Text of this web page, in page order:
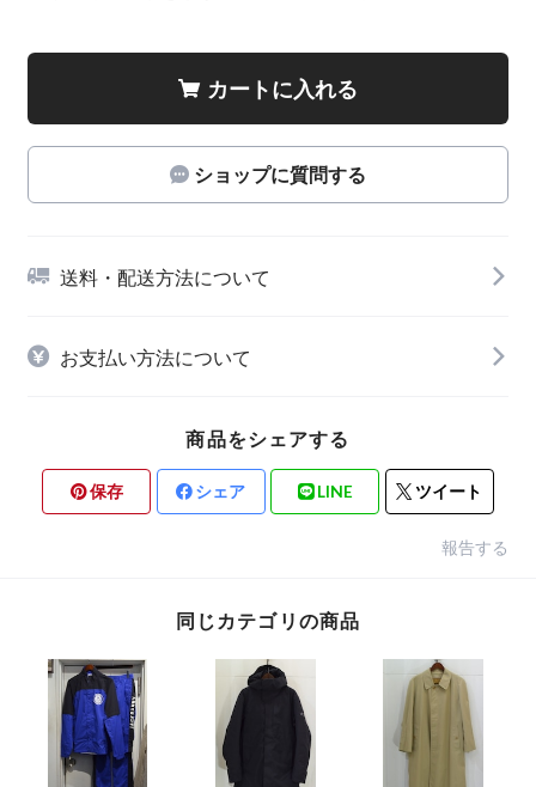
カートに入れる
ショップに質問する
送料・配送方法について
お支払い方法について
商品をシェアする
保存 シェア LINE ツイート
報告する
同じカテゴリの商品